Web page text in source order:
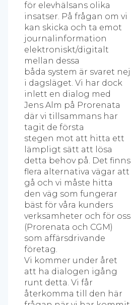
för elevhälsans olika
insatser. På frågan om vi
kan skicka och ta emot
journalinformation
elektroniskt/digitalt
mellan dessa
båda system är svaret nej
i dagsläget. Vi har dock
inlett en dialog med
Jens Alm på Prorenata
där vi tillsammans har
tagit de första
stegen mot att hitta ett
lämpligt sätt att lösa
detta behov på. Det finns
flera alternativa vägar att
gå och vi måste hitta
den väg som fungerar
bäst för våra kunders
verksamheter och för oss
(Prorenata och CGM)
som affärsdrivande
företag.
Vi kommer under året
att ha dialogen igång
runt detta. Vi får
återkomma till den här